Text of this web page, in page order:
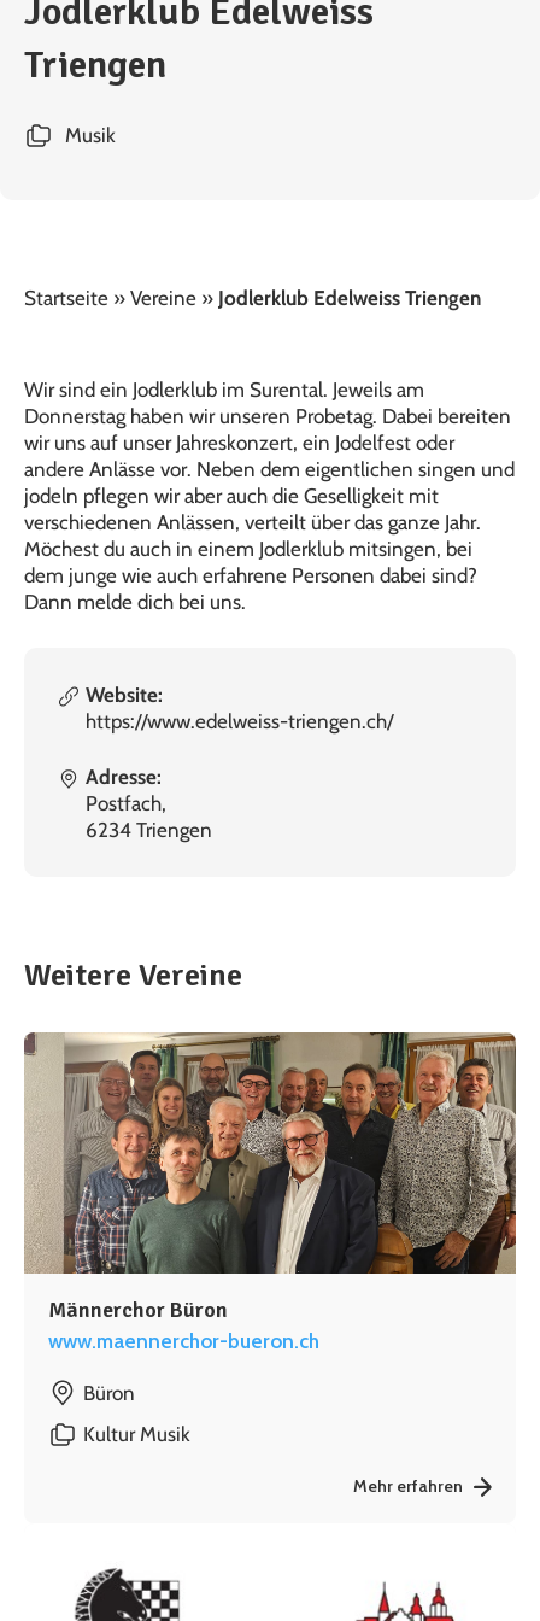
Jodlerklub Edelweiss
Triengen
Musik
Startseite » Vereine » Jodlerklub Edelweiss Triengen
Wir sind ein Jodlerklub im Surental. Jeweils am
Donnerstag haben wir unseren Probetag. Dabei bereiten
wir uns auf unser Jahreskonzert, ein Jodelfest oder
andere Anlässe vor. Neben dem eigentlichen singen und
jodeln pflegen wir aber auch die Geselligkeit mit
verschiedenen Anlässen, verteilt über das ganze Jahr.
Möchest du auch in einem Jodlerklub mitsingen, bei
dem junge wie auch erfahrene Personen dabei sind?
Dann melde dich bei uns.
Website:
https://www.edelweiss-triengen.ch/
Adresse:
Postfach,
6234 Triengen
Weitere Vereine
Männerchor Büron
www.maennerchor-bueron.ch
Büron
Kultur Musik
Mehr erfahren